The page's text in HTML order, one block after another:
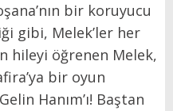
bir koruyucu
gibi, Melek’ler her
hileyi öğrenen Melek,
bir oyun
Hanım’ı! Baştan